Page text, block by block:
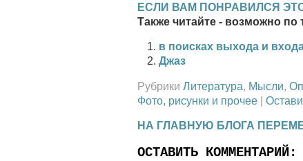
ЕСЛИ ВАМ ПОНРАВИЛСЯ
Также читайте - возможно по
в поисках выхода и
Джаз
Рубрики Литература, Мысли,
Фото, рисунки и прочее
НА ГЛАВНУЮ БЛОГА
ОСТАВИТЬ КОММЕНТАРИЙ: